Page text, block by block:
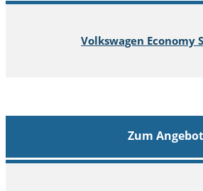
Volkswagen Economy
Zum Angebot